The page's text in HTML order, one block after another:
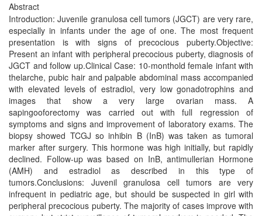
Abstract
Introduction: Juvenile granulosa cell tumors (JGCT) are very rare,
especially in infants under the age of one. The most frequent
presentation is with signs of precocious puberty.Objective:
Present an infant with peripheral precocious puberty, diagnosis of
JGCT and follow up.Clinical Case: 10-monthold female infant with
thelarche, pubic hair and palpable abdominal mass accompanied
with elevated levels of estradiol, very low gonadotrophins and
images that show a very large ovarian mass. A
sapingooforectomy was carried out with full regression of
symptoms and signs and improvement of laboratory exams. The
biopsy showed TCGJ so inhibin B (InB) was taken as tumoral
marker after surgery. This hormone was high initially, but rapidly
declined. Follow-up was based on InB, antimullerian Hormone
(AMH) and estradiol as described in this type of
tumors.Conclusions: Juvenil granulosa cell tumors are very
infrequent in pediatric age, but should be suspected in girl with
peripheral precocious puberty. The majority of cases improve with